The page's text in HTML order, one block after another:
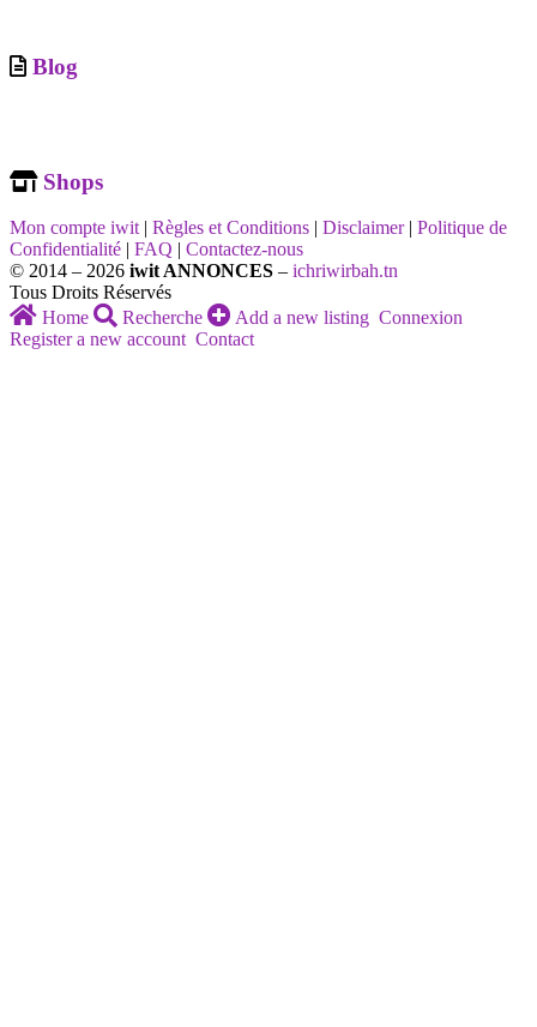
Blog
Shops
Mon compte iwit Règles et Conditions Disclaimer
Politique de
Confidentialité
FAQ
Contactez-nous
© 2014 – 2026 iwit ANNONCES – ichriwirbah.tn
Tous Droits Réservés
Home
Recherche Add a new listing Connexion
Register a new account Contact